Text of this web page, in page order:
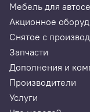
Мебель для
Акционное
Снятое с
Запчасти
Дополнения и
Производители
Услуги